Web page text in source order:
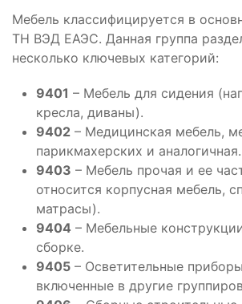
Мебель классифицируется в
ТН ВЭД ЕАЭС. Данная группа
несколько ключевых категорий:
9401 – Мебель для сидения
кресла, диваны).
9402 – Медицинская мебель,
парикмахерских и аналогичная.
9403 – Мебель прочая и ее
относится корпусная мебель,
матрасы).
9404 – Мебельные
сборке.
9405 – Осветительные
включенные в другие